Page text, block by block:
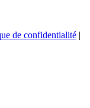
de confidentialité |